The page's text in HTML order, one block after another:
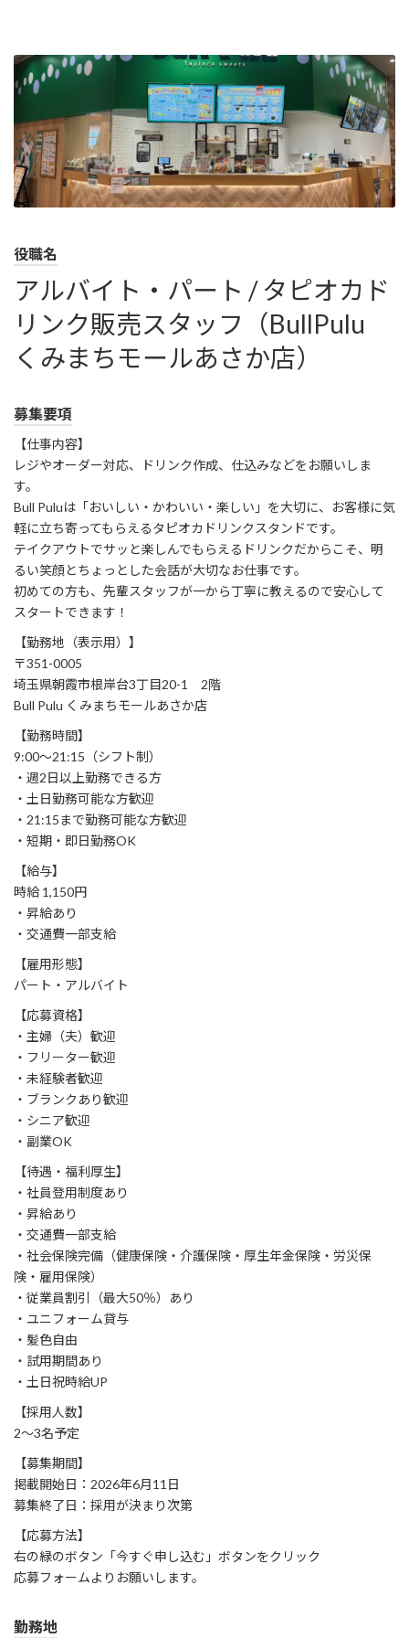
役職名
アルバイト・パート / タピオカド
リンク販売スタッフ（BullPulu
くみまちモールあさか店）
募集要項
【仕事内容】
レジやオーダー対応、ドリンク作成、仕込みなどをお願いしま
す。
Bull Puluは「おいしい・かわいい・楽しい」を大切に、お客様に気
軽に立ち寄ってもらえるタピオカドリンクスタンドです。
テイクアウトでサッと楽しんでもらえるドリンクだからこそ、明
るい笑顔とちょっとした会話が大切なお仕事です。
初めての方も、先輩スタッフが一から丁寧に教えるので安心して
スタートできます！
【勤務地（表示用）】
〒351-0005
埼玉県朝霞市根岸台3丁目20-1 2階
Bull Pulu くみまちモールあさか店
【勤務時間】
9:00～21:15（シフト制）
・週2日以上勤務できる方
・土日勤務可能な方歓迎
・21:15まで勤務可能な方歓迎
・短期・即日勤務OK
【給与】
時給 1,150円
・昇給あり
・交通費一部支給
【雇用形態】
パート・アルバイト
【応募資格】
・主婦（夫）歓迎
・フリーター歓迎
・未経験者歓迎
・ブランクあり歓迎
・シニア歓迎
・副業OK
【待遇・福利厚生】
・社員登用制度あり
・昇給あり
・交通費一部支給
・社会保険完備（健康保険・介護保険・厚生年金保険・労災保
険・雇用保険）
・従業員割引（最大50％）あり
・ユニフォーム貸与
・髪色自由
・試用期間あり
・土日祝時給UP
【採用人数】
2〜3名予定
【募集期間】
掲載開始日：2026年6月11日
募集終了日：採用が決まり次第
【応募方法】
右の緑のボタン「今すぐ申し込む」ボタンをクリック
応募フォームよりお願いします。
勤務地